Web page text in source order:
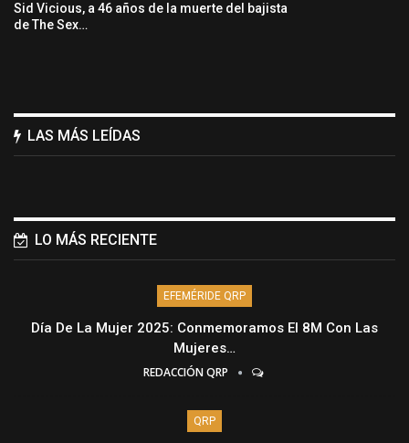
Sid Vicious, a 46 años de la muerte del bajista
de The Sex…
LAS MÁS LEÍDAS
LO MÁS RECIENTE
EFEMÉRIDE QRP
Día De La Mujer 2025: Conmemoramos El 8M Con Las
Mujeres…
REDACCIÓN QRP
QRP